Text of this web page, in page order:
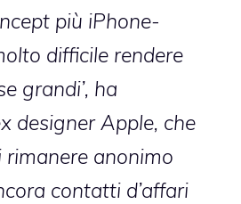
più iPhone-
difficile rendere
grandi’, ha
designer Apple, che
rimanere anonimo
contatti d’affari